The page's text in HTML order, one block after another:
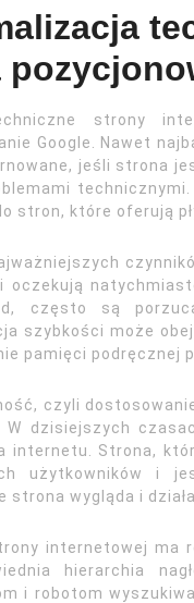
strony
Google. Nawet
jeśli strona
stron, które oferują
oczekują
często są
szybkości może
pamięci podręcznej
czyli
W dzisiejszych
internetu. Strona,
użytkowników i
strona wygląda i
internetowej ma
hierarchia
i robotom